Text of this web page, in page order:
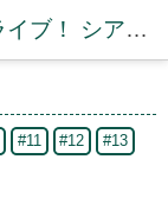
アイドルマスター ミリオンライブ！ シアターデイズDB【ミリシタDB】
#11 #12
#13